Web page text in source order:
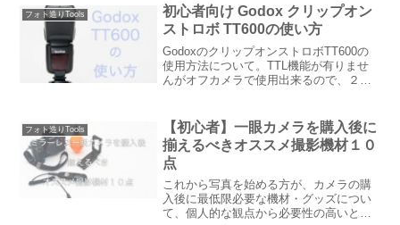
ン）のフィルター径67mmレンズでシス
テムを構築するのもアリ...
フォト造りTools
初心者向け Godox クリップオン
ストロボ TT600の使い方
GodoxのクリップオンストロボTT600の
使用方法について。TTL機能が有りませ
んがオフカメラで使用出来るので、２・
い様に、写真を交えながら使用方法につ
いて書いています。
フォト造りTools
【初心者】一眼カメラを購入後に
揃えるべきオススメ撮影機材１０
点
これから写真を始める方が、カメラの購
入後に最低限必要な機材・グッズについ
て、個人的な観点から必要性の高いと思